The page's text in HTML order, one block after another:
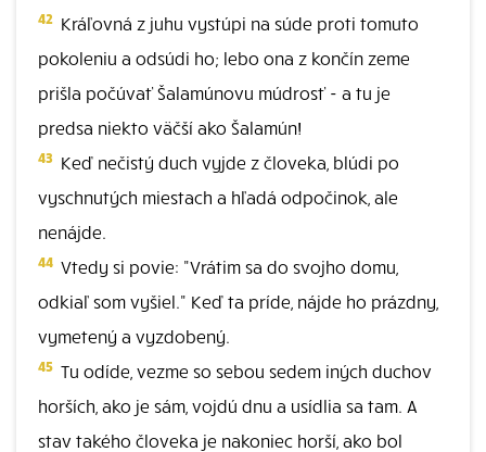
42 Kráľovná z juhu vystúpi na súde proti tomuto
pokoleniu a odsúdi ho; lebo ona z končín zeme
prišla počúvať Šalamúnovu múdrosť - a tu je
predsa niekto väčší ako Šalamún!
43 Keď nečistý duch vyjde z človeka, blúdi po
vyschnutých miestach a hľadá odpočinok, ale
nenájde.
44 Vtedy si povie: "Vrátim sa do svojho domu,
odkiaľ som vyšiel." Keď ta príde, nájde ho prázdny,
vymetený a vyzdobený.
45 Tu odíde, vezme so sebou sedem iných duchov
horších, ako je sám, vojdú dnu a usídlia sa tam. A
stav takého človeka je nakoniec horší, ako bol